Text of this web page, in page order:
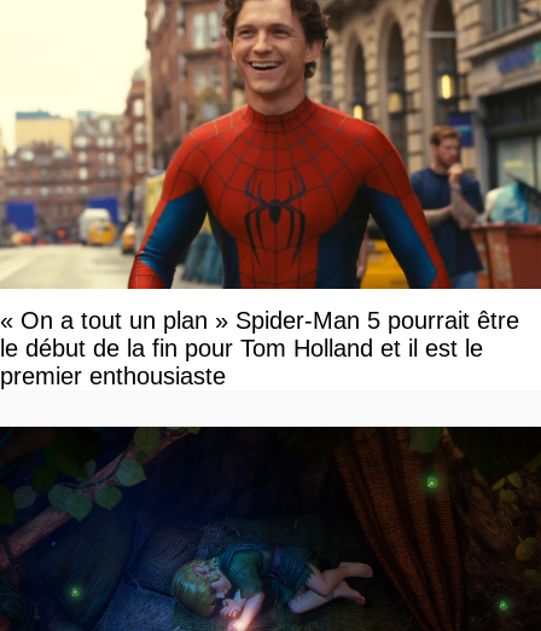
« On a tout un plan » Spider-Man 5 pourrait être
le début de la fin pour Tom Holland et il est le
premier enthousiaste